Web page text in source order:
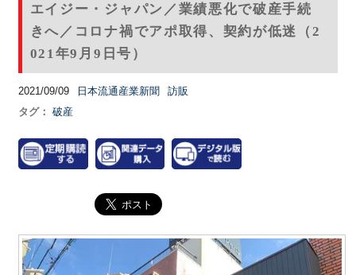
エイジー・ジャパン／業績悪化で破産手続
きへ／コロナ禍でアポ取得、契約が低迷（2
021年9月9日号）
2021/09/09 日本流通産業新聞
訪販
タグ： 破産